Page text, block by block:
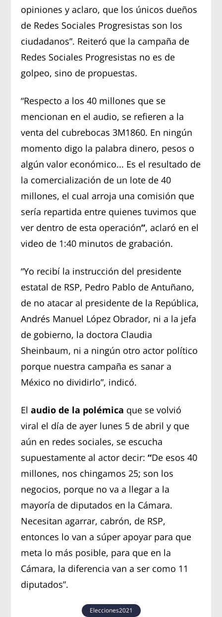
opiniones y aclaro, que los únicos dueños
de Redes Sociales Progresistas son los
ciudadanos”. Reiteró que la campaña de
Redes Sociales Progresistas no es de
golpeo, sino de propuestas.
“Respecto a los 40 millones que se
mencionan en el audio, se refieren a la
venta del cubrebocas 3M1860. En ningún
momento digo la palabra dinero, pesos o
algún valor económico... Es el resultado de
la comercialización de un lote de 40
millones, el cual arroja una comisión que
sería repartida entre quienes tuvimos que
ver dentro de esta operación”, aclaró en el
video de 1:40 minutos de grabación.
“Yo recibí la instrucción del presidente
estatal de RSP, Pedro Pablo de Antuñano,
de no atacar al presidente de la República,
Andrés Manuel López Obrador, ni a la jefa
de gobierno, la doctora Claudia
Sheinbaum, ni a ningún otro actor político
porque nuestra campaña es sanar a
México no dividirlo”, indicó.
Elaudio de la polémica que se volvió
viral el día de ayer lunes 5 de abril y que
aún en redes sociales, se escucha
supuestamente al actor decir:“De esos 40
millones, nos chingamos 25; son los
negocios, porque no va a llegar a la
mayoría de diputados en la Cámara.
Necesitan agarrar, cabrón, de RSP,
entonces lo van a súper apoyar para que
meta lo más posible, para que en la
Cámara, la diferencia van a ser como 11
diputados”.
Elecciones2021